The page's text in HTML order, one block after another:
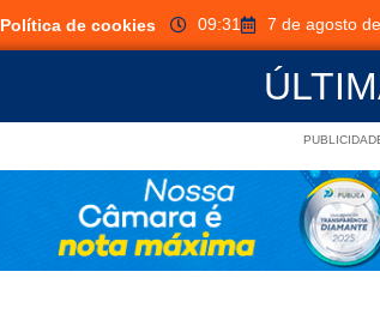
Política de cookies 09:31 7 de agosto